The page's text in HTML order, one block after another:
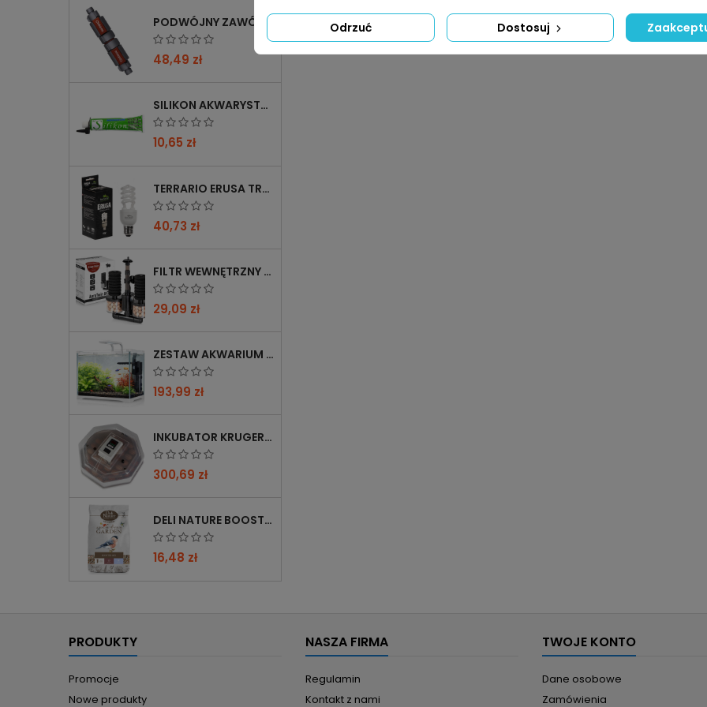
PODWÓJNY ZAWÓR CHIHIROS DOUBLE TAP 12/16→16/22 Z REDUKCJĄ 12→16 MM
48,49 zł
SILIKON AKWARYSTYCZNY 60 ML CZARNY
10,65 zł
TERRARIO ERUSA TROPICAL UVB 5.0 ŻARÓWKA SPIRALNA 13W - IDEALNA DO TROPIKALNYCH TERRARIÓW
40,73 zł
FILTR WEWNĘTRZNY GĄBKOWY KRUGER MEIER AEROTWIN BIO S Z BIOFILTRACJĄ
29,09 zł
ZESTAW AKWARIUM KRUGER MEIER SHRIMP!ONE PRO 50 25 L DLA KREWETEK
193,99 zł
INKUBATOR KRUGER MEIER PROLEXOR 60 NA 60 JAJ Z TERMOSTATEM
300,69 zł
DELI NATURE BOOSTER MIX 850G - PRZYCIĄGA PTAKI ZIMĄ, BOGATY W WITAMINY
16,48 zł
PRODUKTY
Promocje
Nowe produkty
NASZA FIRMA
Regulamin
Kontakt z nami
TWOJE KONTO
Dane osobowe
Zamówienia
Odrzuć Dostosuj